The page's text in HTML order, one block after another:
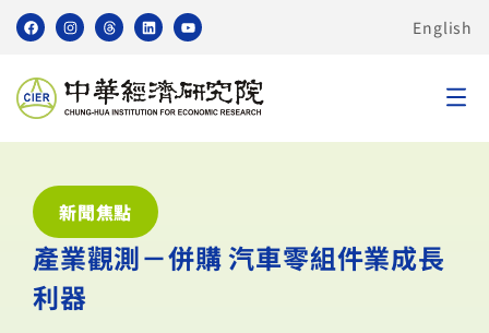
English
新聞焦點
產業觀測－併購 汽車零組件業成長
利器